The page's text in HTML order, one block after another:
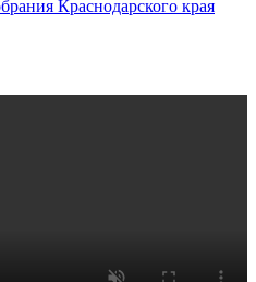
Краснодарского края